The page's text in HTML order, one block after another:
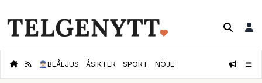
👮🏻‍♂️BLÅLJUS ÅSIKTER SPORT NÖJE